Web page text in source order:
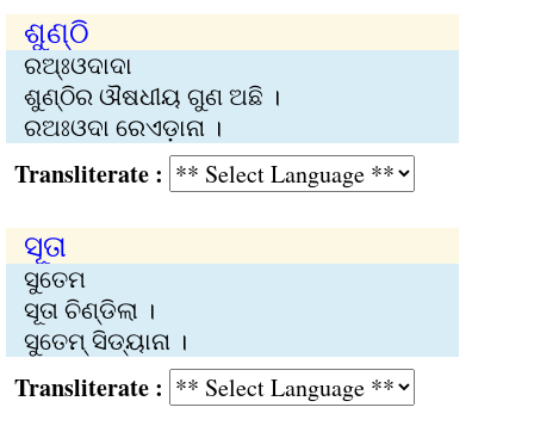
ଶୁଣ୍ଠି
ରଅ୍ଃଓଦାଦା
ଶୁଣ୍ଠିର ଔଷଧୀୟ ଗୁଣ ଅଛି ।
ରଅଃଓଦା ରେଏଡ଼ାନା ।
:
ସୂତା
ସୁତେମ
ସୂତା ଚିଣ୍ଡିଲା ।
ସୁତେମ୍‍ ସିଡ୍‍ୟାନା ।
: